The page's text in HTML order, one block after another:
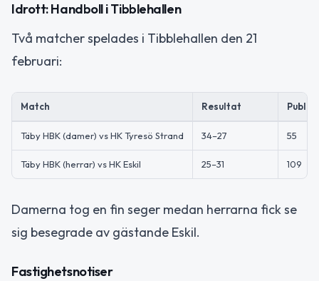
Idrott: Handboll i Tibblehallen
Två matcher spelades i Tibblehallen den 21
februari:
Match Resultat Publik
Täby HBK (damer) vs HK Tyresö Strand 34–27 55
Täby HBK (herrar) vs HK Eskil 25–31 109
Damerna tog en fin seger medan herrarna fick se
sig besegrade av gästande Eskil.
Fastighetsnotiser